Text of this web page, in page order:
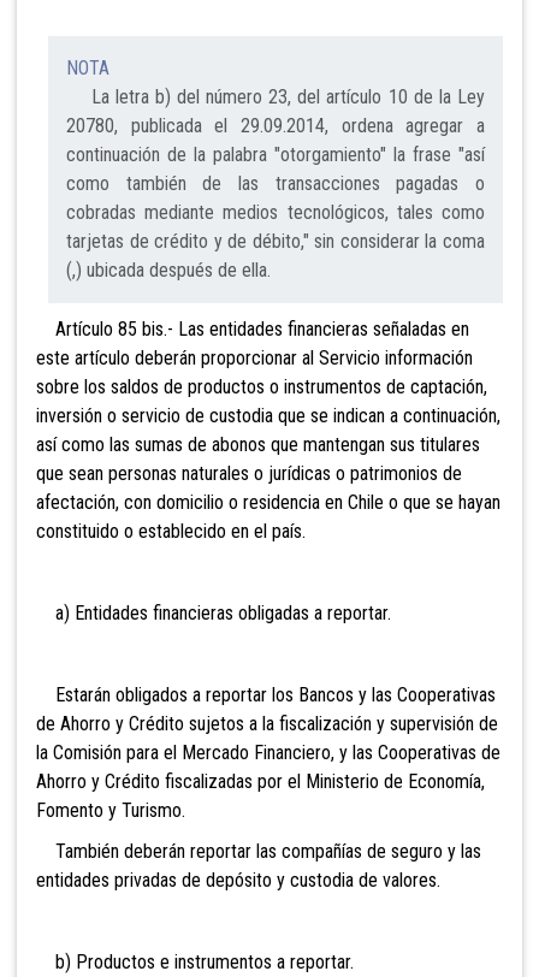
NOTA
La letra b) del número 23, del artículo 10 de la Ley
20780, publicada el 29.09.2014, ordena agregar a
continuación de la palabra "otorgamiento" la frase "así
como también de las transacciones pagadas o
cobradas mediante medios tecnológicos, tales como
tarjetas de crédito y de débito," sin considerar la coma
(,) ubicada después de ella.
Artículo 85 bis.- Las entidades financieras señaladas en
este artículo deberán proporcionar al Servicio información
sobre los saldos de productos o instrumentos de captación,
inversión o servicio de custodia que se indican a continuación,
así como las sumas de abonos que mantengan sus titulares
que sean personas naturales o jurídicas o patrimonios de
afectación, con domicilio o residencia en Chile o que se hayan
constituido o establecido en el país.
a) Entidades financieras obligadas a reportar.
Estarán obligados a reportar los Bancos y las Cooperativas
de Ahorro y Crédito sujetos a la fiscalización y supervisión de
la Comisión para el Mercado Financiero, y las Cooperativas de
Ahorro y Crédito fiscalizadas por el Ministerio de Economía,
Fomento y Turismo.
También deberán reportar las compañías de seguro y las
entidades privadas de depósito y custodia de valores.
b) Productos e instrumentos a reportar.